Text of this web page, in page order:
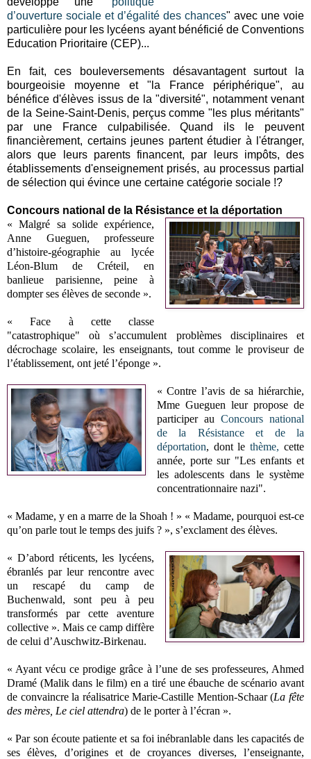
d’ouverture sociale et d’égalité des chances" avec une voie
particulière pour les lycéens ayant bénéficié de Conventions
Education Prioritaire (CEP)...
En fait, ces bouleversements désavantagent surtout la
bourgeoisie moyenne et "la France périphérique", au
bénéfice d'élèves issus de la "diversité", notamment venant
de la Seine-Saint-Denis, perçus comme "les plus méritants"
par une France culpabilisée. Quand ils le peuvent
financièrement, certains jeunes partent étudier à l'étranger,
alors que leurs parents financent, par leurs impôts, des
établissements d'enseignement prisés, au processus partial
de sélection qui évince une certaine catégorie sociale !?
Concours national de la Résistance et la déportation
« Malgré sa solide expérience,
Anne Gueguen, professeure
d’histoire-géographie au lycée
Léon-Blum de Créteil, en
banlieue parisienne, peine à
dompter ses élèves de seconde ».
« Face à cette classe
"catastrophique" où s’accumulent problèmes disciplinaires et
décrochage scolaire, les enseignants, tout comme le proviseur de
l’établissement, ont jeté l’éponge ».
« Contre l’avis de sa hiérarchie,
Mme Gueguen leur propose de
participer au Concours national
de la Résistance et de la
déportation, dont lethème, cette
année, porte sur "Les enfants et
les adolescents dans le système
concentrationnaire nazi".
« Madame, y en a marre de la Shoah ! » « Madame, pourquoi est-ce
qu’on parle tout le temps des juifs ? », s’exclament des élèves.
« D’abord réticents, les lycéens,
ébranlés par leur rencontre avec
un rescapé du camp de
Buchenwald, sont peu à peu
transformés par cette aventure
collective ». Mais ce camp diffère
de celui d’Auschwitz-Birkenau.
« Ayant vécu ce prodige grâce à l’une de ses professeures, Ahmed
Dramé (Malik dans le film) en a tiré une ébauche de scénario avant
de convaincre la réalisatrice Marie-Castille Mention-Schaar (La fête
des mères, Le ciel attendra) de le porter à l’écran ».
« Par son écoute patiente et sa foi inébranlable dans les capacités de
ses élèves, d’origines et de croyances diverses, l’enseignante,